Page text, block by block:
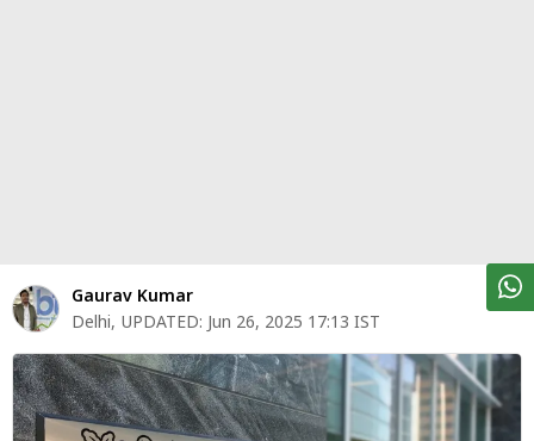
शेयर
बाज़ार
ट्रेंडिंग
Gaurav Kumar
Delhi, UPDATED: Jun 26, 2025 17:13 IST